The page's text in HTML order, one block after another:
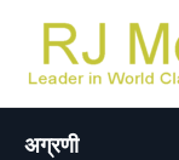
अग्रणी